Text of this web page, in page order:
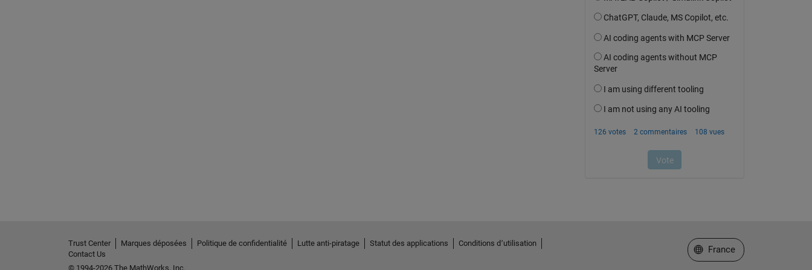
Trust Center Marques déposées Politique de confidentialité Lutte anti-piratage Statut des applications
Conditions d՚utilisation
Contact Us
© 1994-2026 The MathWorks, Inc.
Sélectionner un site web
France